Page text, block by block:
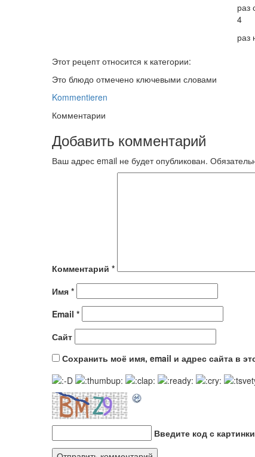
раз
4
раз
Этот рецепт относится к категории:
Это блюдо отмечено ключевыми словами
Kommentieren
Комментарии
Добавить комментарий
Ваш адрес email не будет опубликован.
Комментарий *
Имя *
Email *
Сайт
Сохранить моё имя, email и адрес сайта в
Введите код с